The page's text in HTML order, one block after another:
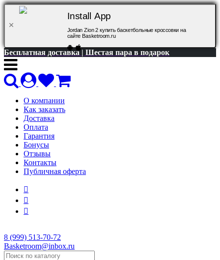
Install App
Jordan Zion 2 купить баскетбольные кроссовки на
сайте Basketroom.ru
Бесплатная доставка | Шестая пара в подарок
О компании
Как заказать
Доставка
Оплата
Гарантия
Бонусы
Отзывы
Контакты
Публичная оферта
8 (999) 513-70-72
Basketroom@inbox.ru